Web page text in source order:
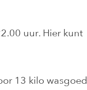
uur. Hier kunt
13 kilo wasgoed